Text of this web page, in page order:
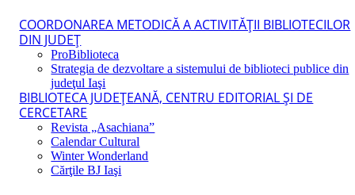
COORDONAREA METODICĂ A ACTIVITĂŢII BIBLIOTECILOR
DIN JUDEŢ
ProBiblioteca
Strategia de dezvoltare a sistemului de biblioteci publice din
judeţul Iaşi
BIBLIOTECA JUDEŢEANĂ, CENTRU EDITORIAL ŞI DE
CERCETARE
Revista „Asachiana”
Calendar Cultural
Winter Wonderland
Cărţile BJ Iaşi